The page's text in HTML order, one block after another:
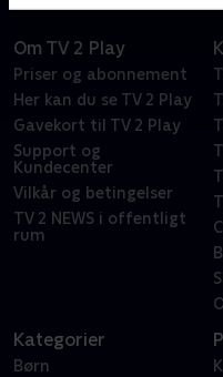
Om TV 2 Play
Priser og abonnement
Her kan du se TV 2 Play
Gavekort til TV 2 Play
Support og
Kundecenter
Vilkår og betingelser
TV 2 NEWS i offentligt
rum
Kategorier
Børn